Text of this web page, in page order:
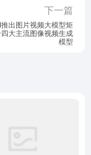
下一篇
出图片视频大模型矩
大主流图像视频生成
模型